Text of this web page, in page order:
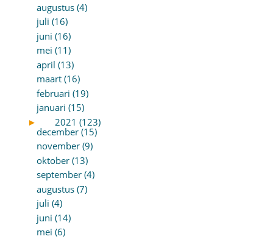
augustus (4)
juli (16)
juni (16)
mei (11)
april (13)
maart (16)
februari (19)
januari (15)
►
2021 (123)
december (15)
november (9)
oktober (13)
september (4)
augustus (7)
juli (4)
juni (14)
mei (6)